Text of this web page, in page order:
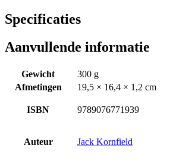
Specificaties
Aanvullende informatie
Gewicht
300 g
Afmetingen
19,5 × 16,4 × 1,2 cm
ISBN 9789076771939
Auteur Jack Kornfield